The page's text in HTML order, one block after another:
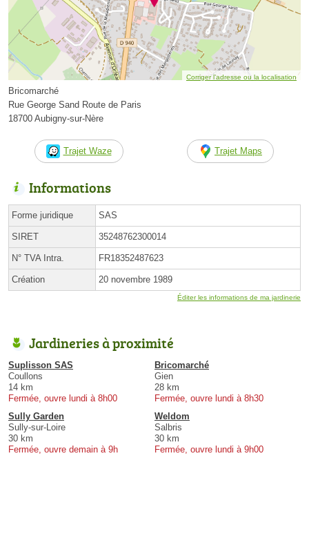
Corriger l’adresse ou la localisation
Bricomarché
Rue George Sand Route de Paris
18700 Aubigny-sur-Nère
Trajet Waze Trajet Maps
Informations
Forme juridique SAS
SIRET 35248762300014
N° TVA Intra. FR18352487623
Création 20 novembre 1989
Éditer les informations de ma jardinerie
Jardineries à proximité
Suplisson SAS
Coullons
14 km
Fermée, ouvre lundi à 8h00
Bricomarché
Gien
28 km
Fermée, ouvre lundi à 8h30
Sully Garden
Sully-sur-Loire
30 km
Fermée, ouvre demain à 9h
Weldom
Salbris
30 km
Fermée, ouvre lundi à 9h00